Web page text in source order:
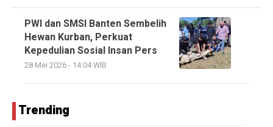
PWI dan SMSI Banten Sembelih
Hewan Kurban, Perkuat
Kepedulian Sosial Insan Pers
28 Mei 2026 - 14:04 WIB
Trending